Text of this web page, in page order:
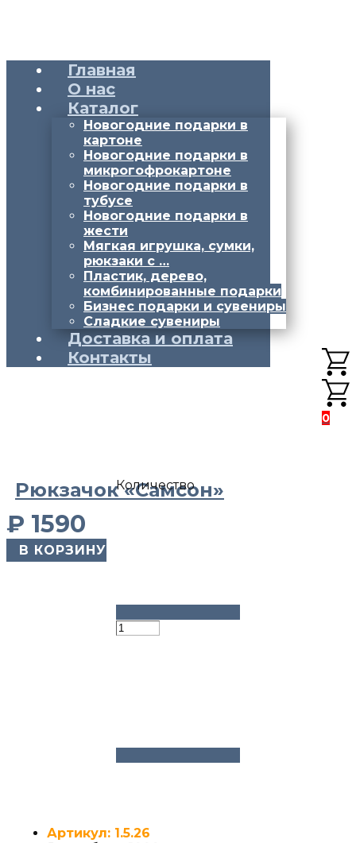
Главная
О нас
Каталог
Новогодние подарки в
картоне
Новогодние подарки в
микрогофрокартоне
Новогодние подарки в
тубусе
Новогодние подарки в
жести
Мягкая игрушка, сумки,
рюкзаки с …
Пластик, дерево,
комбинированные подарки
Бизнес подарки и сувениры
Сладкие сувениры
Доставка и оплата
Контакты
0
Рюкзачок «Самсон»
₽ 1590
​ В КОРЗИНУ
Количество
Артикул: 1.5.26